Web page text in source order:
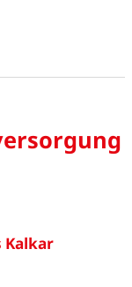
Kalkar